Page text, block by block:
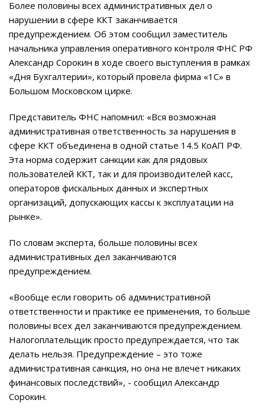
Более половины всех административных дел о
нарушении в сфере ККТ заканчивается
предупреждением. Об этом сообщил заместитель
начальника управления оперативного контроля ФНС РФ
Александр Сорокин в ходе своего выступления в рамках
«Дня Бухгалтерии», который провела фирма «1С» в
Большом Московском цирке.
Представитель ФНС напомнил: «Вся возможная
административная ответственность за нарушения в
сфере ККТ объединена в одной статье 14.5 КоАП РФ.
Эта норма содержит санкции как для рядовых
пользователей ККТ, так и для производителей касс,
операторов фискальных данных и экспертных
организаций, допускающих кассы к эксплуатации на
рынке».
По словам эксперта, больше половины всех
административных дел заканчиваются
предупреждением.
«Вообще если говорить об административной
ответственности и практике ее применения, то больше
половины всех дел заканчиваются предупреждением.
Налогоплательщик просто предупреждается, что так
делать нельзя. Предупреждение – это тоже
административная санкция, но она не влечет никаких
финансовых последствий», - сообщил Александр
Сорокин.